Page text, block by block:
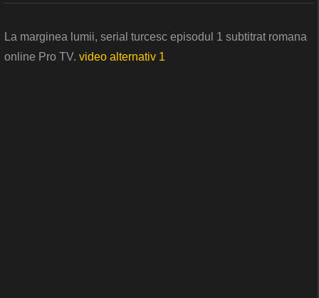
La marginea lumii, serial turcesc episodul 1 subtitrat romana
online Pro TV. video alternativ 1